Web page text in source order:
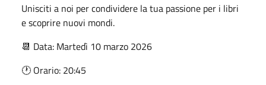
Unisciti a noi per condividere la tua passione per i libri
e scoprire nuovi mondi.
📆 Data: Martedì 10 marzo 2026
🕐 Orario: 20:45